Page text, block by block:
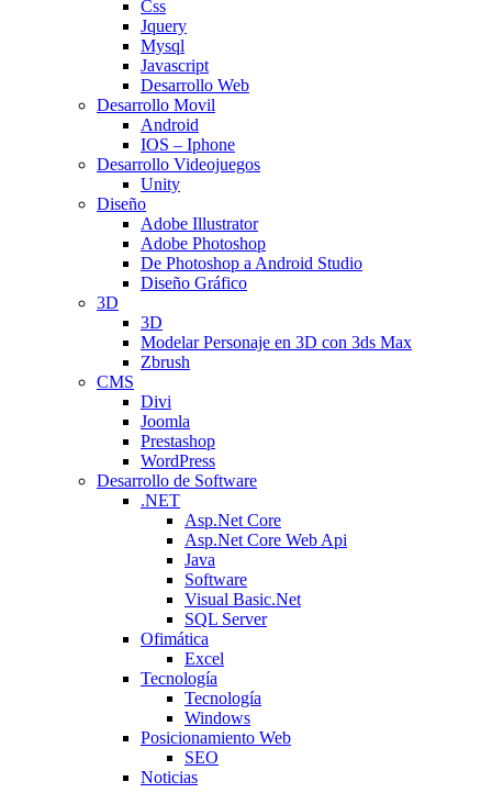
Css
Jquery
Mysql
Javascript
Desarrollo Web
Desarrollo Movil
Android
IOS – Iphone
Desarrollo Videojuegos
Unity
Diseño
Adobe Illustrator
Adobe Photoshop
De Photoshop a Android Studio
Diseño Gráfico
3D
3D
Modelar Personaje en 3D con 3ds Max
Zbrush
CMS
Divi
Joomla
Prestashop
WordPress
Desarrollo de Software
.NET
Asp.Net Core
Asp.Net Core Web Api
Java
Software
Visual Basic.Net
SQL Server
Ofimática
Excel
Tecnología
Tecnología
Windows
Posicionamiento Web
SEO
Noticias